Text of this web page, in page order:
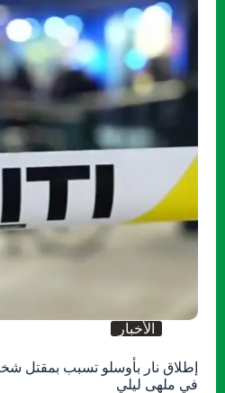
الأخبار
في ملهى ليلي